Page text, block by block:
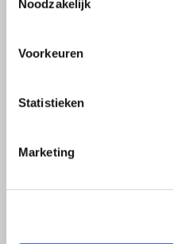
Noodzakelijk
Voorkeuren
Statistieken
Marketing
terug te dringen en